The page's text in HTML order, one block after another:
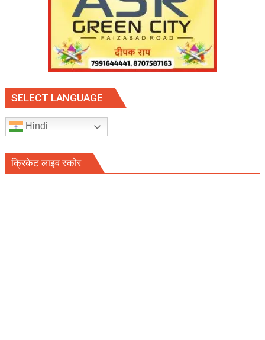
SELECT LANGUAGE
Hindi
क्रिकेट लाइव स्कोर